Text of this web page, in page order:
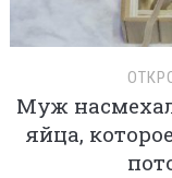
Муж
яйца,